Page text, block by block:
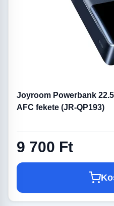
Joyroom Powerbank
AFC fekete (JR-QP193)
9 700 Ft